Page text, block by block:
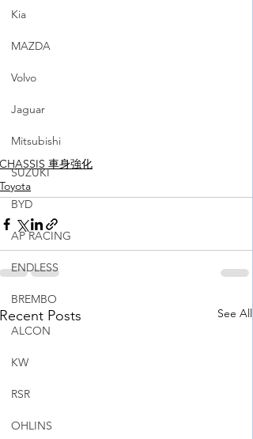
Kia
MAZDA
Volvo
Jaguar
Mitsubishi
SUZUKI
BYD
AP RACING
ENDLESS
BREMBO
ALCON
KW
RSR
OHLINS
CHASSIS 車身強化
Toyota
Recent Posts See All